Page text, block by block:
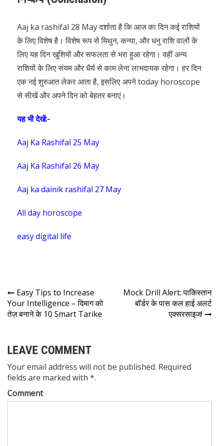
Aaj ka rashifal 28 May दर्शाता है कि आज का दिन कई राशियों
के लिए विशेष है। विशेष रूप से मिथुन, कन्या, और धनु राशि वालों के
लिए यह दिन खुशियों और सफलता से भरा हुआ रहेगा। वहीं अन्य
राशियों के लिए संयम और धैर्य से काम लेना लाभदायक रहेगा। हर दिन
एक नई शुरुआत लेकर आता है, इसलिए अपने today horoscope
से सीखें और अपने दिन को बेहतर बनाएं।
यह भी देखें:-
Aaj Ka Rashifal 25 May
Aaj Ka Rashifal 26 May
Aaj ka dainik rashifal 27 May
All day horoscope
easy digital life
Easy Tips to Increase
Your Intelligence – दिमाग को
तेज़ बनाने के 10 Smart Tarike
Mock Drill Alert: पाकिस्तान
बॉर्डर के पास कल हाई अलर्ट
एक्सरसाइज!
LEAVE COMMENT
Your email address will not be published. Required
fields are marked with *.
Comment